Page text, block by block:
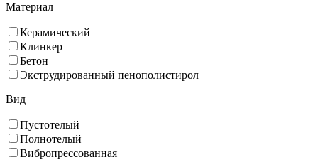
Материал
Керамический
Клинкер
Бетон
Экструдированный пенополистирол
Вид
Пустотелый
Полнотелый
Вибропрессованная